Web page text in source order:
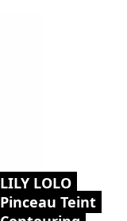
LILY LOLO
Pinceau Teint